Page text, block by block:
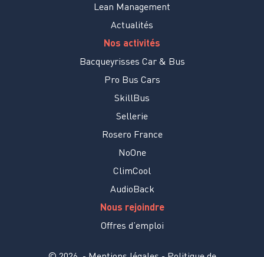
Lean Management
Actualités
Nos activités
Bacqueyrisses Car & Bus
Pro Bus Cars
SkillBus
Sellerie
Rosero France
NoOne
ClimCool
AudioBack
Nous rejoindre
Offres d’emploi